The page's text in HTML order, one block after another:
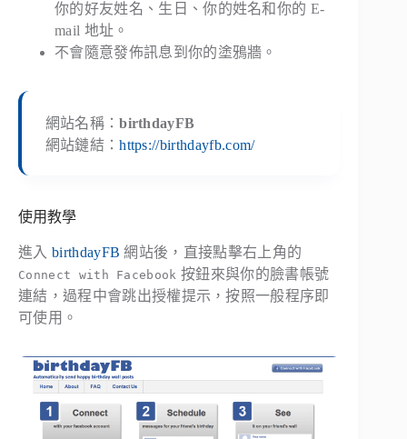
你的好友姓名、生日、你的姓名和你的 E-
mail 地址。
不會隨意發佈訊息到你的塗鴉牆。
網站名稱：birthdayFB
網站鏈結：https://birthdayfb.com/
使用教學
進入 birthdayFB 網站後，直接點擊右上角的
Connect with Facebook 按鈕來與你的臉書帳號
連結，過程中會跳出授權提示，按照一般程序即
可使用。